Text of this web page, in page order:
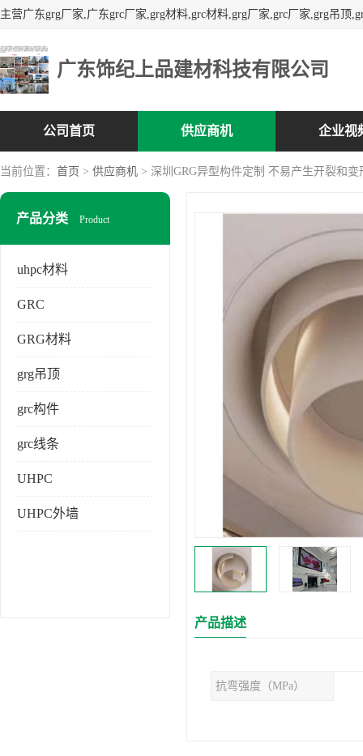
广东饰纪上品建材科技有限公司
公司首页 供应商机 企业视
当前位置： 首页 > 供应商机 > 深圳GRG异型构件定制 不易产生开裂和变
产品分类 Product
uhpc材料
GRC
GRG材料
grg吊顶
grc构件
grc线条
UHPC
UHPC外墙
产品描述
抗弯强度（MPa）